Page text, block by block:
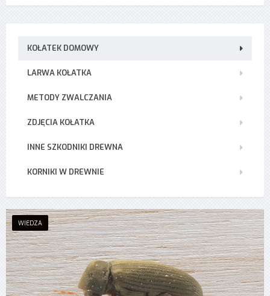
KOŁATEK DOMOWY
LARWA KOŁATKA
METODY ZWALCZANIA
ZDJĘCIA KOŁATKA
INNE SZKODNIKI DREWNA
KORNIKI W DREWNIE
WIEDZA